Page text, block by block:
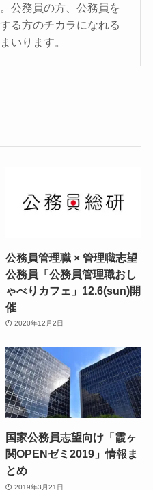
公務員の方、公務員を
る方のチカラになれる
いります。
公務員管理職 × 管理職志望
公務員「公務員管理職おし
ゃべりカフェ」12.6(sun)開
催
2020年12月2日
国家公務員志望向け「霞ヶ
関OPENゼミ2019」情報ま
とめ
2019年3月21日